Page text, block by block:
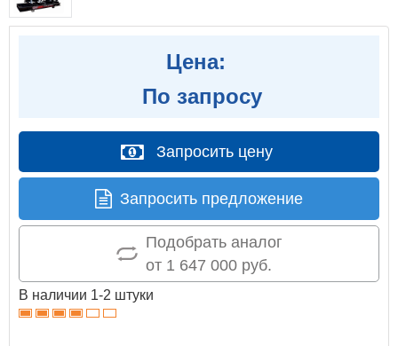
Цена:
По запросу
Запросить цену
Запросить предложение
Подобрать аналог
от 1 647 000 руб.
В наличии 1-2 штуки